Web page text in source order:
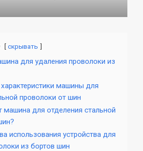
скрывать
для удаления проволоки из
машины для
проволоки от шин
машина для отделения стальной
использования устройства для
из бортов шин